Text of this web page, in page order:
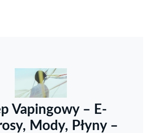
Vapingowy – E-
Mody, Płyny –